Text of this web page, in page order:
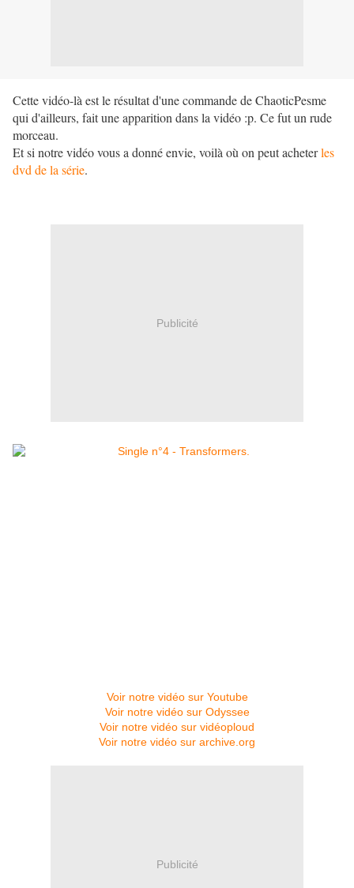
Cette vidéo-là est le résultat d'une commande de ChaoticPesme
qui d'ailleurs, fait une apparition dans la vidéo :p. Ce fut un rude
morceau.
Et si notre vidéo vous a donné envie, voilà où on peut acheterles
dvd de la série.
Publicité
Voir notre vidéo sur Youtube
Voir notre vidéo sur Odyssee
Voir notre vidéo sur vidéoploud
Voir notre vidéo sur archive.org
Publicité